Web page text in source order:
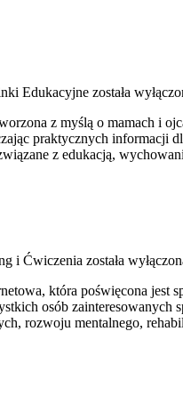
Edukacyjne została
z myślą o mamach i
praktycznych
z edukacją,
i Ćwiczenia została
która poświęcona
osób
rozwoju mentalnego,